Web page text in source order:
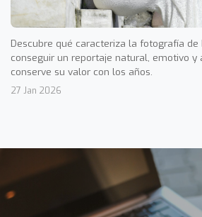
Descubre qué caracteriza la fotografía
conseguir un reportaje natural, emotivo y
conserve su valor con los años.
27 Jan 2026